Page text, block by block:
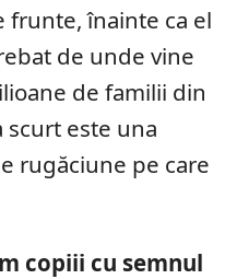
înainte ca el
de unde vine
de familii din
scurt este una
rugăciune pe care
copiii cu semnul